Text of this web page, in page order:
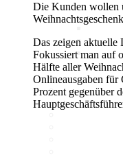
IT-Sicherheit
Cyber-
Tipps
Allianz
IT-
E-Commerce
Sale
Die Kunden wollen
Das zeigen aktuelle
Fokussiert man auf
Hälfte aller
Onlineausgaben für
Prozent gegenüber